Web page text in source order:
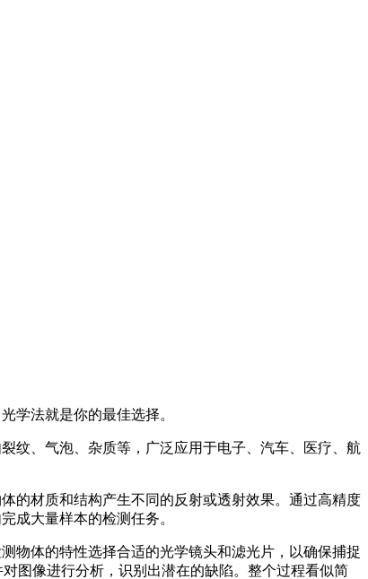
学法就是你的最佳选择。
纹、气泡、杂质等，广泛应用于电子、汽车、医疗、航
的材质和结构产生不同的反射或透射效果。通过高精度
成大量样本的检测任务。
物体的特性选择合适的光学镜头和滤光片，以确保捕捉
图像进行分析，识别出潜在的缺陷。整个过程看似简